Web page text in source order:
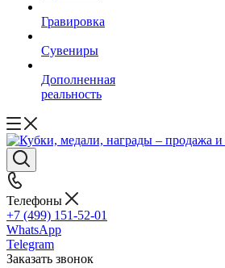
Гравировка
Сувениры
Дополненная
реальность
Телефоны
+7 (499) 151-52-01
WhatsApp
Telegram
Заказать звонок